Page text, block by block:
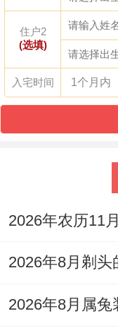
多样的大吉之
纳财、移徙，
项，此日安床。
寓意着家庭财
求全面吉祥的
日期:2026年6
此日干支为乙
黄道吉日，宜
等，此日吉神
住户2
(选填)
入宅时间